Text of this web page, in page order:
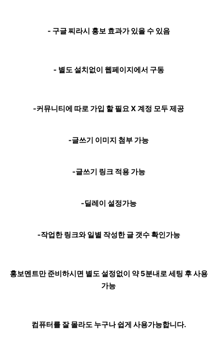
- 구글 찌라시 홍보 효과가 있을 수 있음
- 별도 설치없이 웹페이지에서 구동
-커뮤니티에 따로 가입 할 필요 X 계정 모두 제공
-글쓰기 이미지 첨부 가능
-글쓰기 링크 적용 가능
-딜레이 설정가능
-작업한 링크와 일별 작성한 글 갯수 확인가능
홍보멘트만 준비하시면 별도 설정없이 약 5분내로 세팅 후 사용
가능
컴퓨터를 잘 몰라도 누구나 쉽게 사용가능합니다.